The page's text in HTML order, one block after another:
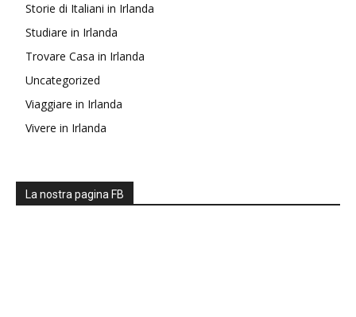
Storie di Italiani in Irlanda
Studiare in Irlanda
Trovare Casa in Irlanda
Uncategorized
Viaggiare in Irlanda
Vivere in Irlanda
La nostra pagina FB